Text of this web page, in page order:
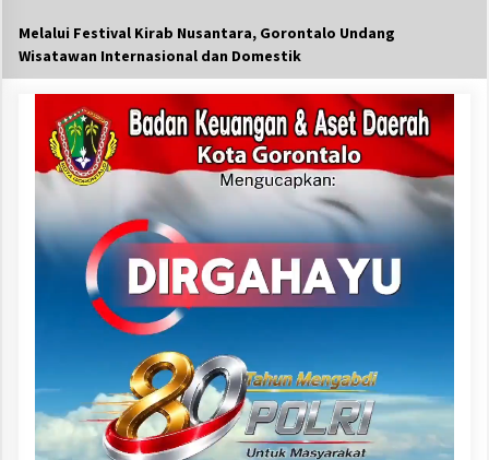
Melalui Festival Kirab Nusantara, Gorontalo Undang
Wisatawan Internasional dan Domestik